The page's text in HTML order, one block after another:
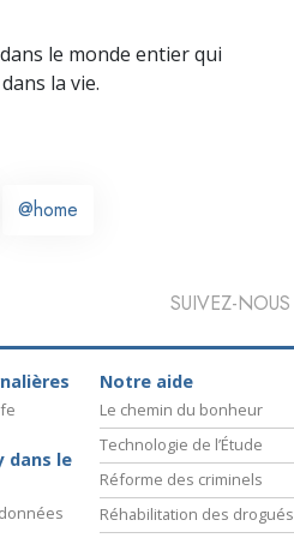
le monde entier qui
la vie.
@home
SUIVEZ-NOUS
dans le
Notre aide
Le chemin du bonheur
Technologie de l’Étude
Réforme des criminels
Réhabilitation des drogués